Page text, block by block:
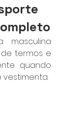
termos e
quando